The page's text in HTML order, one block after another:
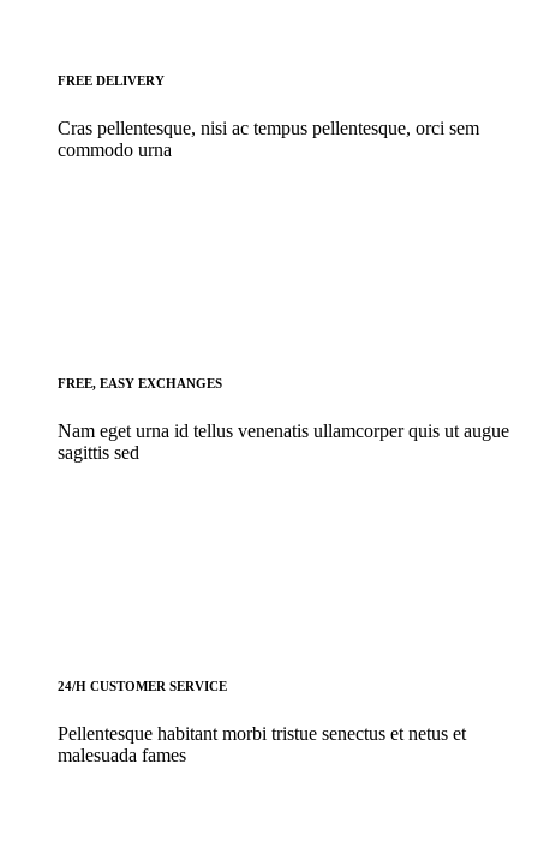
FREE DELIVERY
Cras pellentesque, nisi ac tempus pellentesque, orci sem
commodo urna
FREE, EASY EXCHANGES
Nam eget urna id tellus venenatis ullamcorper quis ut augue
sagittis sed
24/H CUSTOMER SERVICE
Pellentesque habitant morbi tristue senectus et netus et
malesuada fames